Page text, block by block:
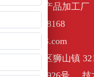
金诺一农产品加工厂
：400-6338168
山市南海区狮山镇